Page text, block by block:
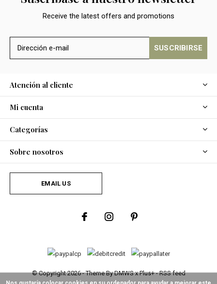
Receive the latest offers and promotions
SUSCRIBIRSE
Atención al cliente
Mi cuenta
Categorías
Sobre nosotros
EMAIL US
© Copyright2026- Theme ByDMWSxPlus+-RSS feed